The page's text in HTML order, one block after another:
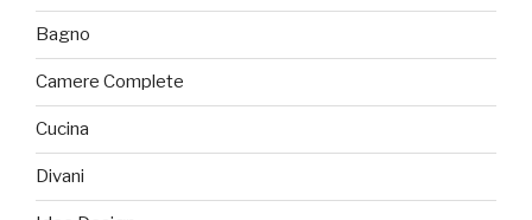
Bagno
Camere Complete
Cucina
Divani